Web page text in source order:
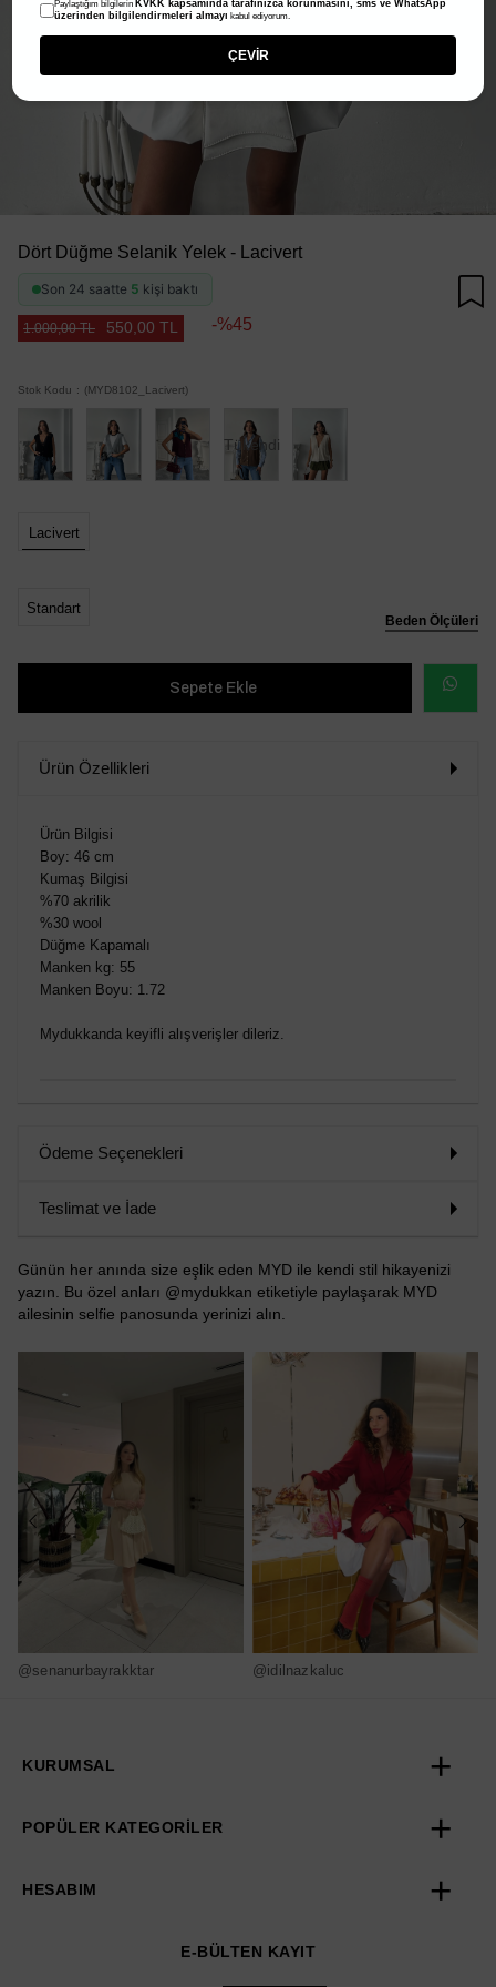
Dört Düğme Selanik Yelek - Lacivert
Son 24 saatte 5 kişi baktı
1.000,00 TL 550,00 TL 45
Stok Kodu (MYD8102_Lacivert)
Tükendi
Beden Ölçüleri
Lacivert
Standart
SİPARİŞ
Ürün Özellikleri
Ürün Bilgisi
Boy: 46 cm
Kumaş Bilgisi
%70 akrilik
%30 wool
Düğme Kapamalı
Manken kg: 55
Manken Boyu: 1.72
Mydukkanda keyifli alışverişler dileriz.
Ödeme Seçenekleri
Teslimat ve İade
Günün her anında size eşlik eden MYD ile kendi stil hikayenizi
yazın. Bu özel anları @mydukkan etiketiyle paylaşarak MYD
ailesinin selfie panosunda yerinizi alın.
@senanurbayrakktar @idilnazkaluc
KURUMSAL
POPÜLER KATEGORİLER
HESABIM
E-BÜLTEN KAYIT
Paylaştığım bilgilerin KVKK kapsamında tarafınızca korunmasını, sms ve WhatsApp
üzerinden bilgilendirmeleri almayı kabul ediyorum.
ÇEVİR